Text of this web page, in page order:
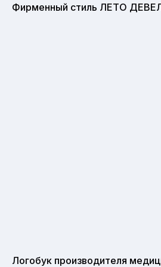
Фирменный стиль ЛЕТО
Логобук производителя